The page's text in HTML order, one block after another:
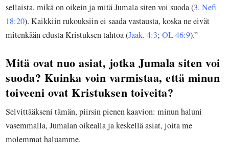
sellaista, mikä on oikein ja mitä Jumala siten voi suoda (3. Nefi
18:20). Kaikkiin rukouksiin ei saada vastausta, koska ne eivät
mitenkään edusta Kristuksen tahtoa (Jaak. 4:3;OL 46:9).”
Mitä ovat nuo asiat, jotka Jumala siten voi
suoda? Kuinka voin varmistaa, että minun
toiveeni ovat Kristuksen toiveita?
Selvittääkseni tämän, piirsin pienen kaavion: minun haluni
vasemmalla, Jumalan oikealla ja keskellä asiat, joita me
molemmat haluamme.